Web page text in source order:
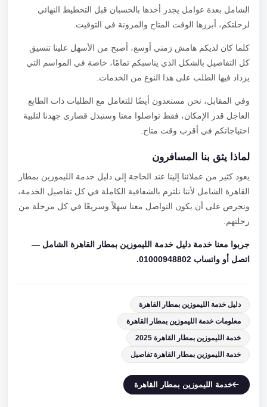
الشامل بعدة عوامل يجدر أخذها بالحسبان قبل التخطيط النهائي
لرحلتكم، أبرزها الوقت المتاح والمرونة في التوقيت.
كلما كان لديكم هامش زمني أوسع، أصبح من الأسهل علينا تنسيق
كل التفاصيل بالشكل الذي يناسبكم تمامًا، خاصة في المواسم التي
يزداد فيها الطلب على هذا النوع من الخدمات.
وفي المقابل، نحن مستعدون أيضًا للتعامل مع الطلبات ذات الطابع
العاجل قدر الإمكان، فقط تواصلوا معنا وسنبذل قصارى جهدنا لتلبية
احتياجاتكم في أقرب وقت متاح.
لماذا يثق بنا المسافرون
يعود كثير من عملائنا إلينا عند الحاجة إلى دليل خدمة الليموزين بمطار
القاهرة الشامل لأننا نلتزم بالشفافية الكاملة في كل تفاصيل الخدمة،
ونحرص على أن يكون التواصل معنا سهلاً وسريعًا في كل مرحلة من
رحلتهم.
جربوا معنا خدمة دليل خدمة الليموزين بمطار القاهرة الشامل —
اتصل أو واتساب 01000948802.
دليل خدمة الليموزين بمطار القاهرة
معلومات خدمة الليموزين بمطار القاهرة
خدمة الليموزين بمطار القاهرة 2025
خدمة الليموزين بمطار القاهرة تفاصيل
خدمة الليموزين بمطار القاهرة